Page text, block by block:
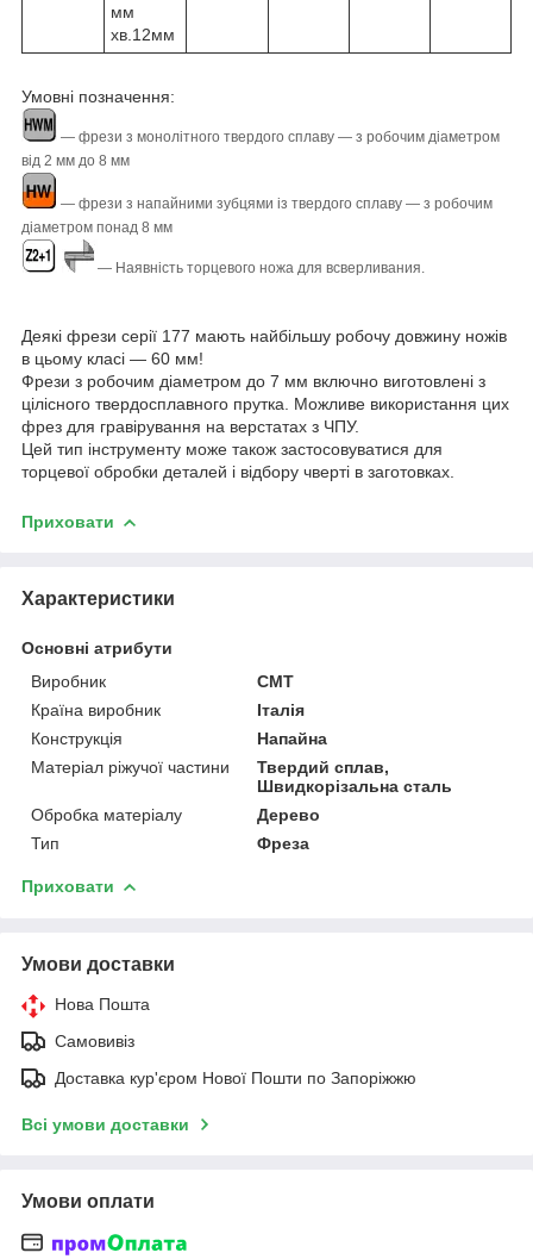
мм
хв.12мм
Умовні позначення:
― фрези з монолітного твердого сплаву ― з робочим діаметром
від 2 мм до 8 мм
― фрези з напайними зубцями із твердого сплаву ― з робочим
діаметром понад 8 мм
― Наявність торцевого ножа для всверливания.
Деякі фрези серії 177 мають найбільшу робочу довжину ножів
в цьому класі ― 60 мм!
Фрези з робочим діаметром до 7 мм включно виготовлені з
цілісного твердосплавного прутка. Можливе використання цих
фрез для гравірування на верстатах з ЧПУ.
Цей тип інструменту може також застосовуватися для
торцевої обробки деталей і відбору чверті в заготовках.
Приховати
Характеристики
Основні атрибути
Виробник
CMT
Країна виробник
Італія
Конструкція
Напайна
Матеріал ріжучої частини
Твердий сплав,
Швидкорізальна сталь
Обробка матеріалу
Дерево
Тип
Фреза
Приховати
Умови доставки
Нова Пошта
Самовивіз
Доставка кур'єром Нової Пошти по Запоріжжю
Всі умови доставки
Умови оплати